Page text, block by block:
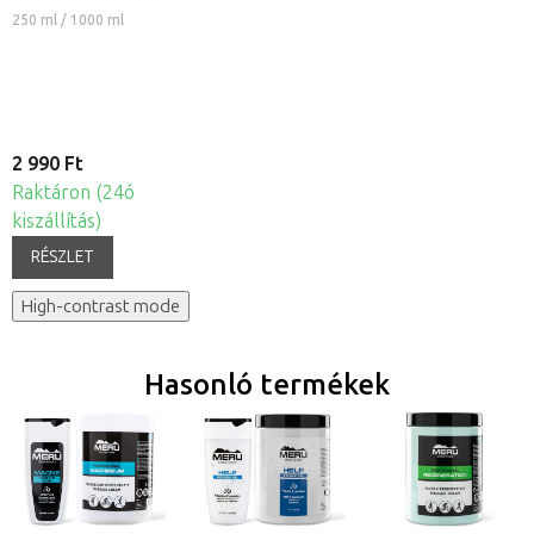
természetes
250 ml / 1000 ml
2 990 Ft
Raktáron (24ó
kiszállítás)
RÉSZLET
High-contrast mode
Hasonló termékek